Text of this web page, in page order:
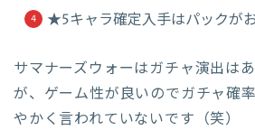
★5キャラ確定入手はパックが
サマナーズウォーはガチャ演出は
が、ゲーム性が良いのでガチャ確
やかく言われていないです（笑）